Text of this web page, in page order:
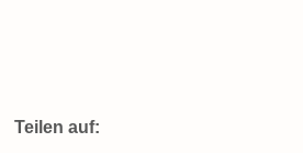
Teilen auf: